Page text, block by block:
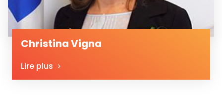
Christina Vigna
Lire plus